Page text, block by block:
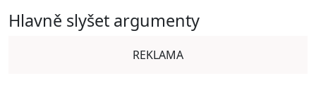
Hlavně slyšet argumenty
REKLAMA